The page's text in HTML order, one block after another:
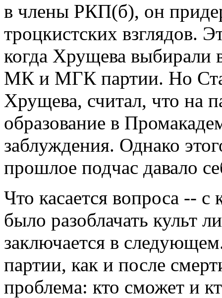
в члены РКП(б), он
троцкистских взглядов.
когда Хрущева выбирали
МК и МГК партии. Но
Хрущева, считал, что на
образование в
заблуждения. Однако
прошлое подчас давало
Что касается вопроса --
было разоблачать культ
заключается в
партии, как и после
проблема: кто сможет и